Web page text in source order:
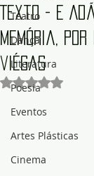
Teatro
Dança
Literatura
Poesia
Eventos
Artes Plásticas
Cinema
Texto - E
memória,
viégas
Avaliado